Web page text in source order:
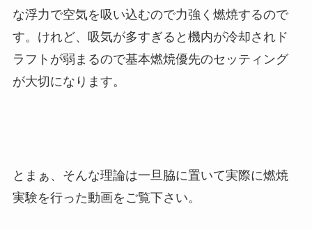
な浮力で空気を吸い込むので力強く燃焼するので
す。けれど、吸気が多すぎると機内が冷却されド
ラフトが弱まるので基本燃焼優先のセッティング
が大切になります。
とまぁ、そんな理論は一旦脇に置いて実際に燃焼
実験を行った動画をご覧下さい。